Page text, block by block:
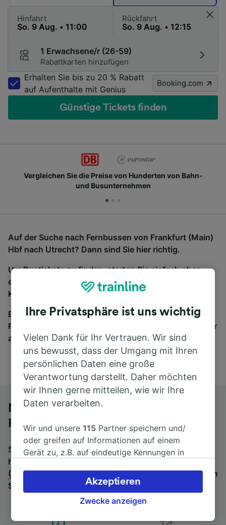
Hinfahrt Rückfahrt
1 Erwachsene/r (26-59)
Rabattkarten hinzufügen
Erhalten Sie bis zu 20 % Rabatt
auf Aufenthalte mit Genius
Booking.com
Günstige Tickets finden
Vergleichen Sie die Preise von Hunderten von Bahn-
und Busunternehmen
Auf der Suche nach Fernbussen von Frankfurt (Main)
Hbf nach Utrecht? Dann sind Sie hier richtig.
Um Bustickets zu finden, starten Sie einfach oben
eine Suche und wir vergleichen Fahrtzeiten und
Kosten für Bahn- und Busreisen miteinander.
Egal, wohin die Reise geht – starten Sie mit uns.
Finden Sie hier Fahrkarten für Verbindungen von mehr
als 170 Bahn- und Busunternehmen.
Mit dem Fernbus von Frankfurt (Main)
Hbf nach Utrecht
Suchen Sie nach einem Rückfahrtticket? Dann bitte
hier entlang:Fernbusse von Utrecht nach Frankfurt
(Main) Hbf.Wenn Sie lieber mit dem Zug fahren, prüfen
Sie die
Züge von Frankfurt (Main) Hbf bis Utrecht
Ihre Privatsphäre ist uns wichtig
Vielen Dank für Ihr Vertrauen. Wir sind
uns bewusst, dass der Umgang mit Ihren
persönlichen Daten eine große
Verantwortung darstellt. Daher möchten
wir Ihnen gerne mitteilen, wie wir Ihre
Daten verarbeiten.
Wir und unsere115 Partner speichern und/
oder greifen auf Informationen auf einem
Gerät zu, z.B. auf eindeutige Kennungen in
verarbeiten. Sie können Ihre Präferenzen
akzeptieren oder verwalten, einschließlich
Ihres Widerspruchsrechts bei berechtigtem
Zwecke anzeigen
Akzeptieren